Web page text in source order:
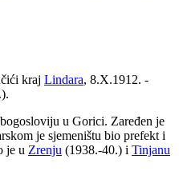
kraj Lindara, 8.X.1912. -
u Gorici. Zaređen je
je sjemeništu bio prefekt i
je u Zrenju (1938.-40.) i Tinjanu